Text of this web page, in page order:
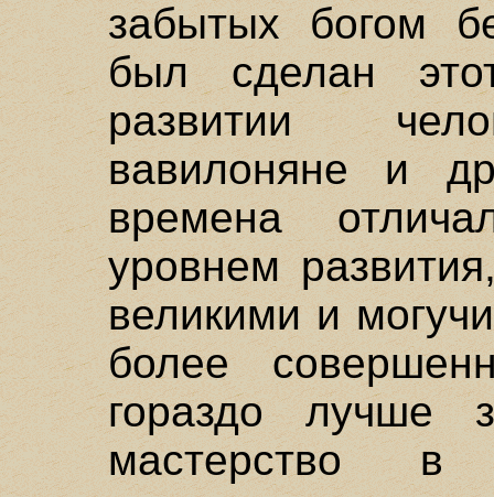
забытых богом
был сделан
развитии
вавилоняне и
времена
уровнем
великими и
более
гораздо лучше
мастерство в